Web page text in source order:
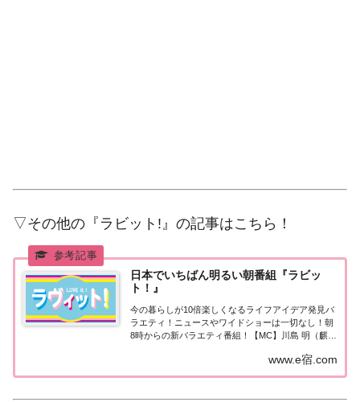
▽その他の『ラビット!』の記事はこちら！
日本でいちばん明るい朝番組『ラビッ
ト！』
今の暮らしが10倍楽しくなるライフアイデア発見バ
ラエティ！ニュースやワイドショーは一切なし！朝
8時からの新バラエティ番組！【MC】川島 明（麒
www.e宿.com